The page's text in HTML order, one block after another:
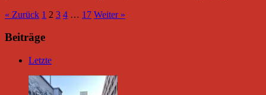
« Zurück 1 2 3 4 … 17 Weiter »
Beiträge
Letzte